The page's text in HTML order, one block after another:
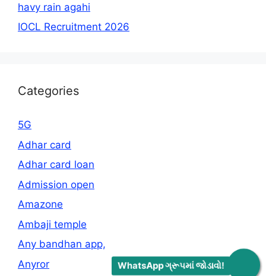
WhatsApp ગ્રૂપમાં જોડાવો!
havy rain agahi
IOCL Recruitment 2026
Categories
5G
Adhar card
Adhar card loan
Admission open
Amazone
Ambaji temple
Any bandhan app,
Anyror